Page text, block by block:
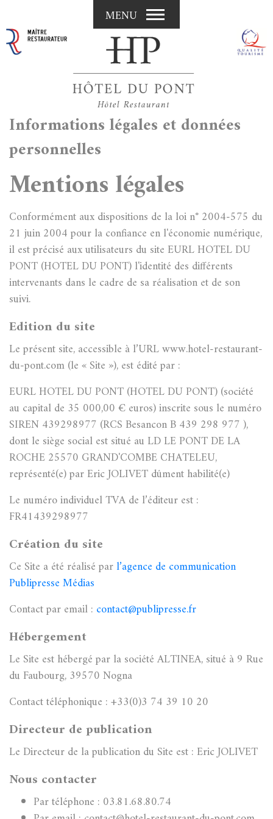
MENU
Informations légales et données
personnelles
Mentions légales
Conformément aux dispositions de la loi n° 2004-575 du
21 juin 2004 pour la confiance en l'économie numérique,
il est précisé aux utilisateurs du site EURL HOTEL DU
PONT (HOTEL DU PONT) l'identité des différents
intervenants dans le cadre de sa réalisation et de son
suivi.
Edition du site
Le présent site, accessible à l’URL www.hotel-restaurant-
du-pont.com (le « Site »), est édité par :
EURL HOTEL DU PONT (HOTEL DU PONT) (société
au capital de 35 000,00 € euros) inscrite sous le numéro
SIREN 439298977 (RCS Besancon B 439 298 977 ),
dont le siège social est situé au LD LE PONT DE LA
ROCHE 25570 GRAND'COMBE CHATELEU,
représenté(e) par Eric JOLIVET dûment habilité(e)
Le numéro individuel TVA de l’éditeur est :
FR41439298977
Création du site
Ce Site a été réalisé parl’agence de communication
Publipresse Médias
Contact par email : contact@publipresse.fr
Hébergement
Le Site est hébergé par la société ALTINEA, situé à 9 Rue
du Faubourg, 39570 Nogna
Contact téléphonique : +33(0)3 74 39 10 20
Directeur de publication
Le Directeur de la publication du Site est : Eric JOLIVET
Nous contacter
Par téléphone : 03.81.68.80.74